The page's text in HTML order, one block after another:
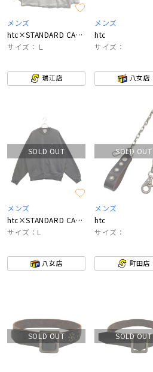
メンズ
htc×STANDARD CALIFORNIA
サイズ：Ｌ
瑞江店
メンズ
htc
サイズ：
八女店
SOLD OUT
メンズ
htc×STANDARD CALIFORNIA
サイズ：L
八女店
SOLD OUT
メンズ
htc
サイズ：
町田店
SOLD OUT SOLD OUT